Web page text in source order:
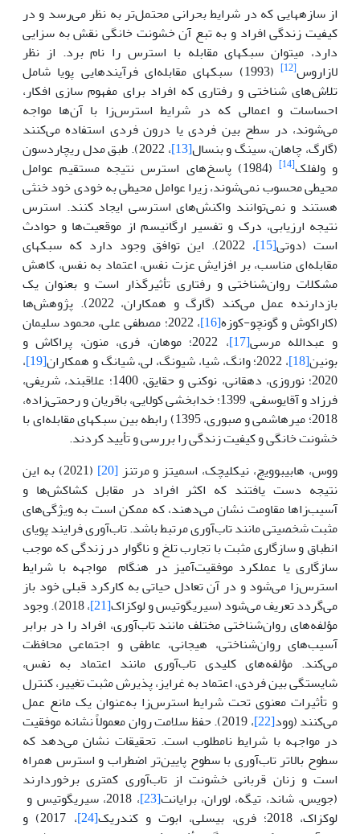
از سازه­هایی که در شرایط بحرانی محتمل‌تر به نظر می‌رسد و در
کیفیت زندگی افراد و به تبع آن خشونت خانگی نقش به سزایی
دارد، می­توان سبکهای مقابله با استرس را نام برد. از نظر
لازاروس[12]
(1993) سبکهای مقابله‌ای فرآیندهایی پویا شامل
تلاش‌های شناختی و رفتاری که افراد برای مفهوم سازی افکار،
احساسات و اعمالی که در شرایط استرس‌زا با آن‌ها مواجه
می‌شوند، در سطح بین فردی یا درون فردی استفاده می‌کنند
(گارگ، چاهان، سینگ و بنسال[13]
، 2022). طبق مدل ریچاردسون
و ولفلک[14]
(1984) پاسخ‌های استرس نتیجه مستقیم عوامل
محیطی محسوب نمی‌شوند، زیرا عوامل محیطی به خودی خود خنثی
هستند و نمی‌توانند واکنش‌های استرسی ایجاد کنند. استرس
نتیجه ارزیابی، درک و تفسیر ارگانیسم از موقعیت‌ها و حوادث
است (دوتی[15]
، 2022). این توافق وجود دارد که سبکهای
مقابله‌ای مناسب، بر افزایش عزت نفس، اعتماد به نفس، کاهش
مشکلات روان‌شناختی و رفتاری تأثیرگذار است و بعنوان یک
بازدارنده عمل می‌کند (گارگ و همکاران، 2022). پژوهش‌ها
(کاراکوش و گونچو-کوزه[16]
، 2022؛ مصطفی علی، محمود سلیمان
و عبدالله مرسی[17]
، 2022؛ موهان، فری، منون، پراکاش و
بونین[18] ، 2022؛ وانگ، شیا، شیونگ، لی، شیانگ و همکاران [19]
،
2020؛ نوروزی، دهقانی، نوکنی و حقایق، 1400؛ علاقبند، شریفی،
فرزاد و آقایوسفی، 1399؛ خدابخشی کولایی، باقریان و رحمتی‌زاده،
2018؛ میرهاشمی و صبوری، 1395) رابطه بین سبکهای مقابله‌ای با
خشونت خانگی و کیفیت زندگی را بررسی و تأیید کردند.
ووس، هابیبوویچ، نیکلیچک، اسمیتز و مرتنز[20]
(2021) به این
نتیجه دست یافتند که اکثر افراد در مقابل کشاکش‌ها و
آسیب‌زاها مقاومت نشان می‌دهند، که ممکن است به ویژگی‌های
مثبت شخصیتی مانند تاب‌آوری مرتبط باشد. تاب‌آوری فرایند پویای
انطباق و سازگاری مثبت با تجارب تلخ و ناگوار در زندگی که موجب
سازگاری یا عملکرد موفقیت‌آمیز در هنگام مواجهه با شرایط
استرس‌زا می‌شود و در آن تعادل حیاتی به کارکرد قبلی خود باز
می‌گردد تعریف می‌شود (سیریگوتیس و لوکزاک[21]
، 2018). وجود
مؤلفه‌های روان‌شناختی مختلف مانند تاب‌آوری، افراد را در برابر
آسیب‌های روان‌شناختی، هیجانی، عاطفی و اجتماعی محافظت
می‌کند. مؤلفه‌های کلیدی تاب‌آوری مانند اعتماد به نفس،
شایستگی بین فردی، اعتماد به غرایز، پذیرش مثبت تغییر، کنترل
و تأثیرات معنوی تحت شرایط استرس‌زا به‌عنوان یک مانع عمل
می‌کنند (وود[22]
، 2019). حفظ سلامت روان معمولاً نشانه موفقیت
در مواجهه با شرایط نامطلوب است. تحقیقات نشان می‌دهد که
سطوح بالاتر تاب‌آوری با سطوح پایین‌تر اضطراب و استرس همراه
است و زنان قربانی خشونت از تاب‌آوری کمتری برخوردارند
(جویس، شاند، تیگه، لوران، برایانت[23]
، 2018، سیریگوتیس و
لوکزاک، 2018؛ فری، بیسلی، ابوت و کندریک
[24]
، 2017) و